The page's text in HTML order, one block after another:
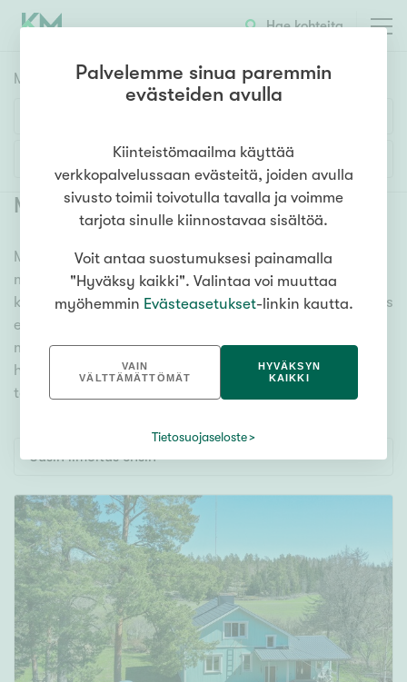
Hae kohteita
Myyntikohteet
1h 2h 3h 4h 5h+
Asuntotyyppi
Kerros-/luhtitalo
Rivitalo/paritalo
Omakoti-/erillistalo
Maa- tai metsätila
Vapaa-ajan asunto
Autotalli
Muut
Hinta
000 000 €
Lisää hakuehtoja
Myytävät asunnot Vehmaa (1)
Meiltä löydät myytävät asunnot Vehmaa, oli tarpeesi
mikä vain! Tuhansien kohteiden ja satojen
kiinteistönvälittäjien verkostomme auttaa sinua kenties
elämäsi tärkeimmässä päätöksessä. Katso alta kaikki
myytävät asunnot Vehmaa. Hyödynnä myös kätevää
hakutyökaluamme, jonka avulla löydät omien
toiveidesi mukaisen kodin.
Uusin ilmoitus ensin
Palvelemme sinua paremmin
evästeiden avulla
Kiinteistömaailma käyttää
verkkopalvelussaan evästeitä, joiden avulla
sivusto toimii toivotulla tavalla ja voimme
tarjota sinulle kiinnostavaa sisältöä.
Voit antaa suostumuksesi painamalla
"Hyväksy kaikki". Valintaa voi muuttaa
myöhemmin Evästeasetukset-linkin kautta.
VAIN
VÄLTTÄMÄTTÖMÄT
HYVÄKSYN
KAIKKI
Tietosuojaseloste